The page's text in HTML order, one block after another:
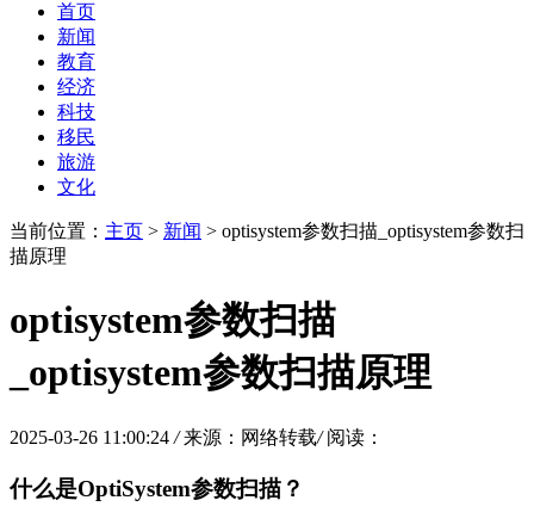
首页
新闻
教育
经济
科技
移民
旅游
文化
当前位置： 主页 > 新闻 > optisystem参数扫描_optisystem参数扫
描原理
optisystem参数扫描
_optisystem参数扫描原理
2025-03-26 11:00:24 / 来源：网络转载/ 阅读：
什么是OptiSystem参数扫描？